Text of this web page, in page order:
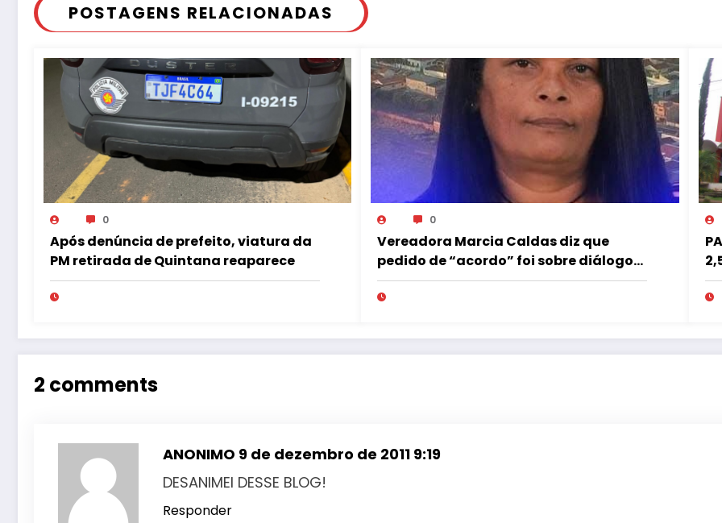
POSTAGENS RELACIONADAS
0
Após denúncia de prefeito, viatura da
PM retirada de Quintana reaparece
0
Vereadora Marcia Caldas diz que
pedido de “acordo” foi sobre diálogo
institucional
2 comments
ANONIMO 9 de dezembro de 2011 9:19
DESANIMEI DESSE BLOG!
Responder